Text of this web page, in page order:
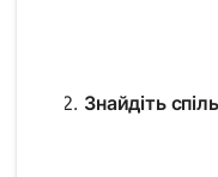
Знайдіть